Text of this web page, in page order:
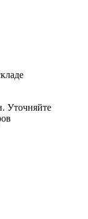
Уточняйте